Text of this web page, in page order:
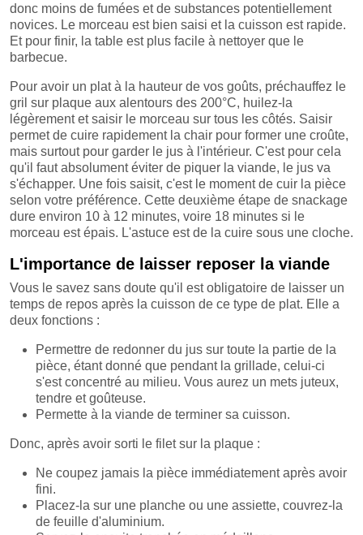
donc moins de fumées et de substances potentiellement
novices. Le morceau est bien saisi et la cuisson est rapide.
Et pour finir, la table est plus facile à nettoyer que le
barbecue.
Pour avoir un plat à la hauteur de vos goûts, préchauffez le
gril sur plaque aux alentours des 200°C, huilez-la
légèrement et saisir le morceau sur tous les côtés. Saisir
permet de cuire rapidement la chair pour former une croûte,
mais surtout pour garder le jus à l'intérieur. C'est pour cela
qu'il faut absolument éviter de piquer la viande, le jus va
s'échapper. Une fois saisit, c'est le moment de cuir la pièce
selon votre préférence. Cette deuxième étape de snackage
dure environ 10 à 12 minutes, voire 18 minutes si le
morceau est épais. L'astuce est de la cuire sous une cloche.
L'importance de laisser reposer la viande
Vous le savez sans doute qu'il est obligatoire de laisser un
temps de repos après la cuisson de ce type de plat. Elle a
deux fonctions :
Permettre de redonner du jus sur toute la partie de la
pièce, étant donné que pendant la grillade, celui-ci
s'est concentré au milieu. Vous aurez un mets juteux,
tendre et goûteuse.
Permette à la viande de terminer sa cuisson.
Donc, après avoir sorti le filet sur la plaque :
Ne coupez jamais la pièce immédiatement après avoir
fini.
Placez-la sur une planche ou une assiette, couvrez-la
de feuille d'aluminium.